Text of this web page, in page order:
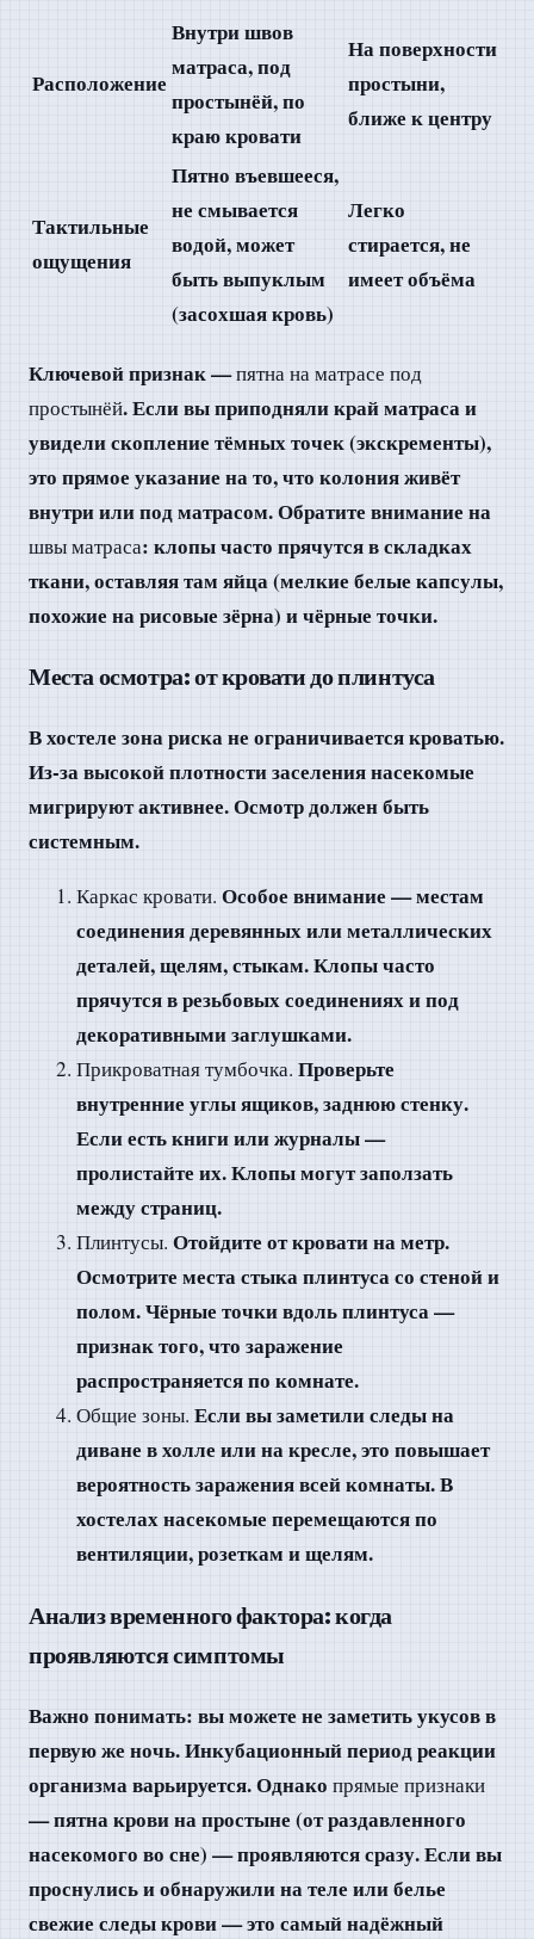
Расположение
Внутри швов
матраса, под
простынёй, по
краю кровати
На поверхности
простыни,
ближе к центру
Тактильные
ощущения
Пятно въевшееся,
не смывается
водой, может
быть выпуклым
(засохшая кровь)
Легко
стирается, не
имеет объёма
Ключевой признак —пятна на матрасе под
простынёй. Если вы приподняли край матраса и
увидели скопление тёмных точек (экскременты),
это прямое указание на то, что колония живёт
внутри или под матрасом. Обратите внимание на
швы матраса: клопы часто прячутся в складках
ткани, оставляя там яйца (мелкие белые капсулы,
похожие на рисовые зёрна) и чёрные точки.
Места осмотра: от кровати до плинтуса
В хостеле зона риска не ограничивается кроватью.
Из-за высокой плотности заселения насекомые
мигрируют активнее. Осмотр должен быть
системным.
Каркас кровати. Особое внимание — местам
соединения деревянных или металлических
деталей, щелям, стыкам. Клопы часто
прячутся в резьбовых соединениях и под
декоративными заглушками.
Прикроватная тумбочка. Проверьте
внутренние углы ящиков, заднюю стенку.
Если есть книги или журналы —
пролистайте их. Клопы могут заползать
между страниц.
Плинтусы. Отойдите от кровати на метр.
Осмотрите места стыка плинтуса со стеной и
полом. Чёрные точки вдоль плинтуса —
признак того, что заражение
распространяется по комнате.
Общие зоны. Если вы заметили следы на
диване в холле или на кресле, это повышает
вероятность заражения всей комнаты. В
хостелах насекомые перемещаются по
вентиляции, розеткам и щелям.
Анализ временного фактора: когда
проявляются симптомы
Важно понимать: вы можете не заметить укусов в
первую же ночь. Инкубационный период реакции
организма варьируется. Однако прямые признаки
— пятна крови на простыне (от раздавленного
насекомого во сне) — проявляются сразу. Если вы
проснулись и обнаружили на теле или белье
свежие следы крови — это самый надёжный